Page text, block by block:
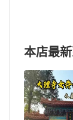
本店最